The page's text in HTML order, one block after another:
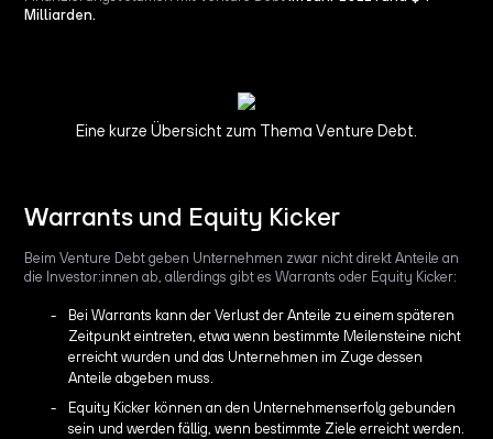
Milliarden.
Eine kurze Übersicht zum Thema Venture Debt.
Warrants und Equity Kicker
Beim Venture Debt geben Unternehmen zwar nicht direkt Anteile an
die Investor:innen ab, allerdings gibt es Warrants oder Equity Kicker:
Bei Warrants kann der Verlust der Anteile zu einem späteren
Zeitpunkt eintreten, etwa wenn bestimmte Meilensteine nicht
erreicht wurden und das Unternehmen im Zuge dessen
Anteile abgeben muss.
Equity Kicker können an den Unternehmenserfolg gebunden
sein und werden fällig, wenn bestimmte Ziele erreicht werden.